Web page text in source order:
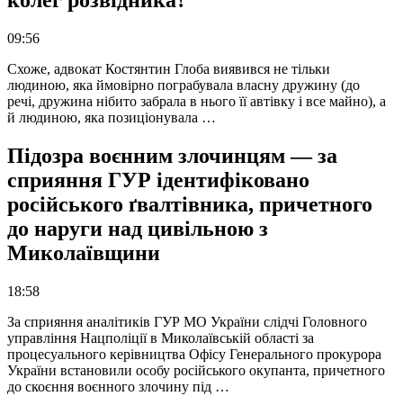
09:56
Схоже, адвокат Костянтин Глоба виявився не тільки
людиною, яка ймовірно пограбувала власну дружину (до
речі, дружина нібито забрала в нього її автівку і все майно), а
й людиною, яка позиціонувала …
Підозра воєнним злочинцям — за
сприяння ГУР ідентифіковано
російського ґвалтівника, причетного
до наруги над цивільною з
Миколаївщини
18:58
За сприяння аналітиків ГУР МО України слідчі Головного
управління Нацполіції в Миколаївській області за
процесуального керівництва Офісу Генерального прокурора
України встановили особу російського окупанта, причетного
до скоєння воєнного злочину під …